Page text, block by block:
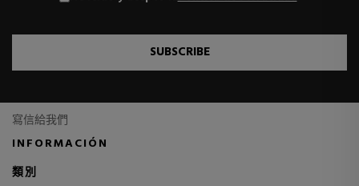
SUBSCRIBE
寫信給我們
INFORMACIÓN
類別